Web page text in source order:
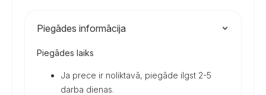
Piegādes informācija
Piegādes laiks
Ja prece ir noliktavā, piegāde ilgst 2-5
darba dienas.